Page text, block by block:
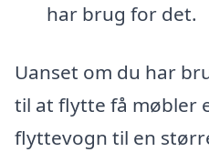
har brug for det.
Uanset om du har
til at flytte få møbler
flyttevogn til en